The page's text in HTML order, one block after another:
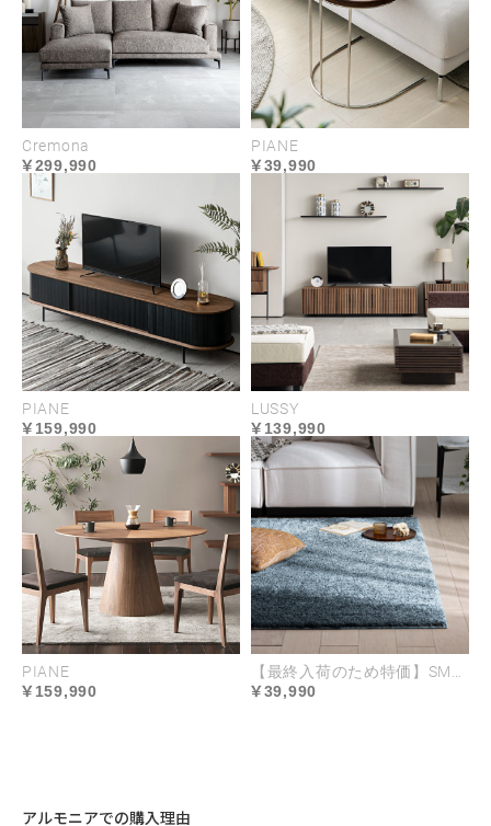
長く清潔に使えるセラミック
表面の独特な凸凹が特徴のセラミック。汚れが染み
込まず、軽く拭くだけできれいになるのでメンテナ
ンスも簡単です。機能性に優れ、日常生活のあらゆ
る場面に寄り添います。
Cremona
299,990
PIANE
39,990
PIANE
159,990
LUSSY
139,990
PIANE
159,990 39,990
アルモニアでの購入理由